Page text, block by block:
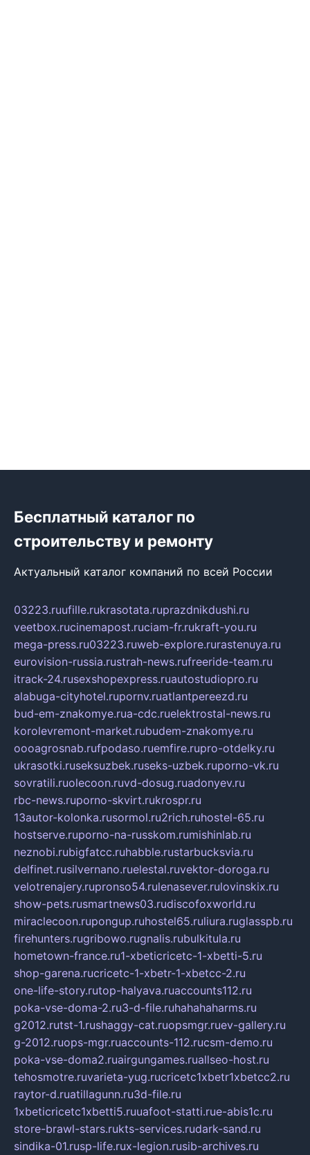
Бесплатный каталог по
строительству и ремонту
Актуальный каталог компаний по всей России
03223.ruufille.rukrasotata.ruprazdnikdushi.ru
veetbox.rucinemapost.ruciam-fr.rukraft-you.ru
mega-press.ru03223.ruweb-explore.rurastenuya.ru
eurovision-russia.rustrah-news.rufreeride-team.ru
itrack-24.rusexshopexpress.ruautostudiopro.ru
alabuga-cityhotel.rupornv.ruatlantpereezd.ru
bud-em-znakomye.rua-cdc.ruelektrostal-news.ru
korolevremont-market.rubudem-znakomye.ru
oooagrosnab.rufpodaso.ruemfire.rupro-otdelky.ru
ukrasotki.ruseksuzbek.ruseks-uzbek.ruporno-vk.ru
sovratili.ruolecoon.ruvd-dosug.ruadonyev.ru
rbc-news.ruporno-skvirt.rukrospr.ru
13autor-kolonka.rusormol.ru2rich.ruhostel-65.ru
hostserve.ruporno-na-russkom.rumishinlab.ru
neznobi.rubigfatcc.ruhabble.rustarbucksvia.ru
delfinet.rusilvernano.ruelestal.ruvektor-doroga.ru
velotrenajery.rupronso54.rulenasever.rulovinskix.ru
show-pets.rusmartnews03.rudiscofoxworld.ru
miraclecoon.rupongup.ruhostel65.ruliura.ruglasspb.ru
firehunters.rugribowo.rugnalis.rubulkitula.ru
hometown-france.ru1-xbeticricetc-1-xbetti-5.ru
shop-garena.rucricetc-1-xbetr-1-xbetcc-2.ru
one-life-story.rutop-halyava.ruaccounts112.ru
poka-vse-doma-2.ru3-d-file.ruhahahaharms.ru
g2012.rutst-1.rushaggy-cat.ruopsmgr.ruev-gallery.ru
g-2012.ruops-mgr.ruaccounts-112.rucsm-demo.ru
poka-vse-doma2.ruairgungames.ruallseo-host.ru
tehosmotre.ruvarieta-yug.rucricetc1xbetr1xbetcc2.ru
raytor-d.ruatillagunn.ru3d-file.ru
1xbeticricetc1xbetti5.ruuafoot-statti.rue-abis1c.ru
store-brawl-stars.rukts-services.rudark-sand.ru
sindika-01.rusp-life.rux-legion.rusib-archives.ru